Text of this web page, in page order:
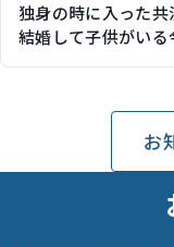
独身の時に入った共
結婚して子供がいる
どう見直せばいい？
お